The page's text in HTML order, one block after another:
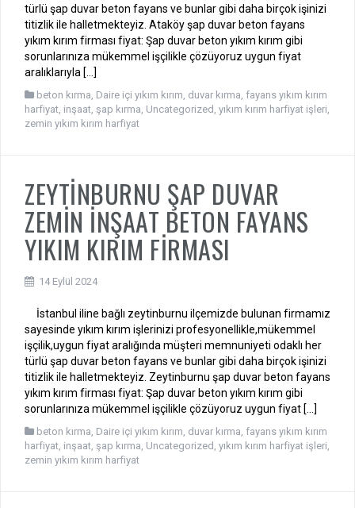
türlü şap duvar beton fayans ve bunlar gibi daha birçok işinizi
titizlik ile halletmekteyiz. Ataköy şap duvar beton fayans
yıkım kırım firması fiyat: Şap duvar beton yıkım kırım gibi
sorunlarınıza mükemmel işçilikle çözüyoruz uygun fiyat
aralıklarıyla […]
beton kırma Daire içi yıkım kırım duvar kırma fayans yıkım kırım
harfiyat inşaat şap kırma Uncategorized yıkım kırım harfiyat işleri
zemin yıkım kırım harfiyat
ZEYTİNBURNU ŞAP DUVAR
ZEMİN İNŞAAT BETON FAYANS
YIKIM KIRIM FİRMASI
14 Eylül 2024
İstanbul iline bağlı zeytinburnu ilçemizde bulunan firmamız
sayesinde yıkım kırım işlerinizi profesyonellikle,mükemmel
işçilik,uygun fiyat aralığında müşteri memnuniyeti odaklı her
türlü şap duvar beton fayans ve bunlar gibi daha birçok işinizi
titizlik ile halletmekteyiz. Zeytinburnu şap duvar beton fayans
yıkım kırım firması fiyat: Şap duvar beton yıkım kırım gibi
sorunlarınıza mükemmel işçilikle çözüyoruz uygun fiyat […]
beton kırma Daire içi yıkım kırım duvar kırma fayans yıkım kırım
harfiyat inşaat şap kırma Uncategorized yıkım kırım harfiyat işleri
zemin yıkım kırım harfiyat